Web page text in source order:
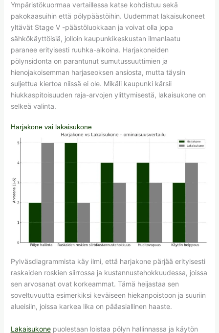
Ympäristökuormaa vertaillessa katse kohdistuu sekä
pakokaasuihin että pölypäästöihin. Uudemmat lakaisukoneet
yltävät Stage V -päästöluokkaan ja voivat olla jopa
sähkökäyttöisiä, jolloin kaupunkikeskustan ilmanlaatu
paranee erityisesti ruuhka-aikoina. Harjakoneiden
pölynsidonta on parantunut sumutussuuttimien ja
hienojakoisemman harjaseoksen ansiosta, mutta täysin
suljettua kiertoa niissä ei ole. Mikäli kaupunki kärsii
hiukkaspitoisuuden raja-arvojen ylittymisestä, lakaisukone on
selkeä valinta.
Harjakone vai lakaisukone
Pylväsdiagrammista käy ilmi, että harjakone pärjää erityisesti
raskaiden roskien siirrossa ja kustannustehokkuudessa, joissa
sen arvosanat ovat korkeammat. Tämä heijastaa sen
soveltuvuutta esimerkiksi keväiseen hiekanpoistoon ja suuriin
alueisiin, joissa karkea lika on pääasiallinen haaste.
Lakaisukonepuolestaan loistaa pölyn hallinnassa ja käytön